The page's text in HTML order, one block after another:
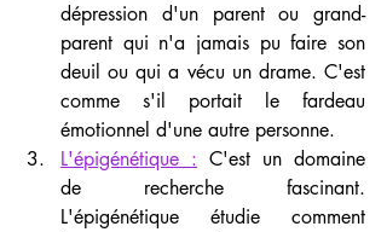
dépression d'un parent ou grand-
parent qui n'a jamais pu faire son
deuil ou qui a vécu un drame. C'est
comme s'il portait le fardeau
émotionnel d'une autre personne.
L'épigénétique : C'est un domaine
de recherche fascinant.
L'épigénétique étudie comment